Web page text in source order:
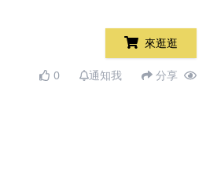
來逛逛
0 通知我 分享